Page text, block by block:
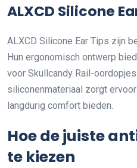
ALXCD Silicone
ALXCD Silicone Ear Tips zijn
Hun ergonomisch ontwerp
voor Skullcandy Rail-
siliconenmateriaal zorgt
langdurig comfort bieden.
Hoe de juiste
te kiezen